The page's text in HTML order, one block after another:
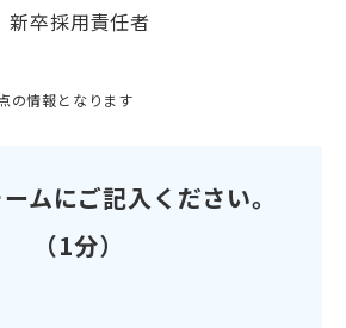
新卒採用責任者
情報となります
ムにご記入ください。
（1分）